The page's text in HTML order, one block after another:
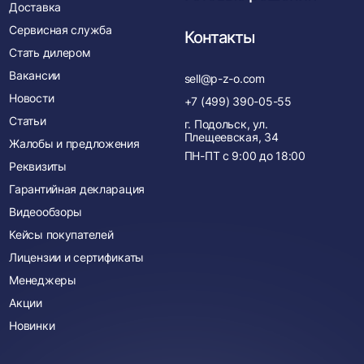
Доставка
Сервисная служба
Стать дилером
Вакансии
Новости
Статьи
Жалобы и предложения
Реквизиты
Гарантийная декларация
Видеообзоры
Кейсы покупателей
Лицензии и сертификаты
Менеджеры
Акции
Новинки
Контакты
sell@p-z-o.com
+7 (499) 390-05-55
г. Подольск, ул.
Плещеевская, 34
ПН-ПТ с 9:00 до 18:00